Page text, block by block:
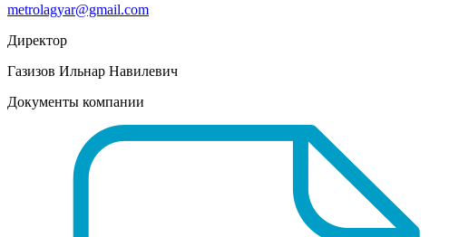
metrolagyar@gmail.com
Директор
Газизов Ильнар Навилевич
Документы компании